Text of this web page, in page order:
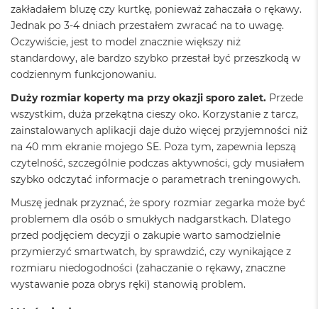
o
ś
w
i
a
t
M
a
c
B
o
o
A
i
r
ó
n
zakładałem bluzę czy kurtkę, ponieważ zahaczała o rękawy.
Jednak po 3-4 dniach przestałem zwracać na to uwagę.
Oczywiście, jest to model znacznie większy niż
standardowy, ale bardzo szybko przestał być przeszkodą w
codziennym funkcjonowaniu.
Duży rozmiar koperty ma przy okazji sporo zalet. Przede
wszystkim, duża przekątna cieszy oko. Korzystanie z tarcz,
zainstalowanych aplikacji daje dużo więcej przyjemności niż
na 40 mm ekranie mojego SE. Poza tym, zapewnia lepszą
czytelność, szczególnie podczas aktywności, gdy musiałem
szybko odczytać informacje o parametrach treningowych.
Muszę jednak przyznać, że spory rozmiar zegarka może być
problemem dla osób o smukłych nadgarstkach. Dlatego
przed podjęciem decyzji o zakupie warto samodzielnie
przymierzyć smartwatch, by sprawdzić, czy wynikające z
rozmiaru niedogodności (zahaczanie o rękawy, znaczne
wystawanie poza obrys ręki) stanowią problem.